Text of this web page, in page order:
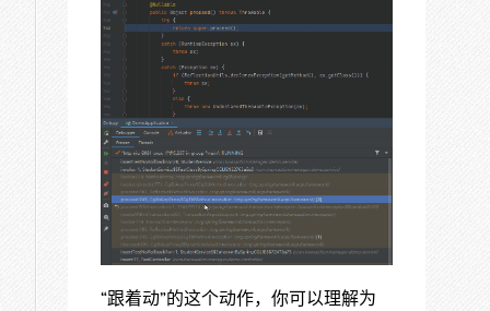
“跟着动”的这个动作，你可以理解为